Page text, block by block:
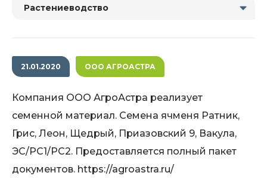
Растениеводство
21.01.2020 ООО АГРОАСТРА
Компания ООО АгроАстра реализует
семенной материал. Семена ячменя Ратник,
Грис, Леон, Щедрый, Приазовский 9, Вакула,
ЭС/РС1/РС2. Предоставляется полный пакет
документов. https://agroastra.ru/